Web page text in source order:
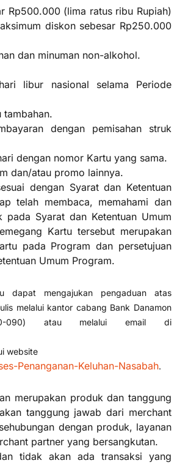
Rp500.000 (lima ratus ribu Rupiah)
diskon sebesar Rp250.000
dan minuman non-alkohol.
libur nasional selama Periode
tambahan.
dengan pemisahan struk
dengan nomor Kartu yang sama.
dan/atau promo lainnya.
dengan Syarat dan Ketentuan
telah membaca, memahami dan
Syarat dan Ketentuan Umum
Kartu tersebut merupakan
pada Program dan persetujuan
Umum Program.
dapat mengajukan pengaduan atas
melalui kantor cabang Bank Danamon
090) atau melalui email di
website
Penanganan-Keluhan-Nasabah.
merupakan produk dan tanggung
tanggung jawab dari merchant
dengan produk, layanan
partner yang bersangkutan.
tidak akan ada transaksi yang